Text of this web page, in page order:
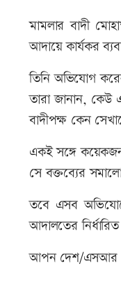
মামলার বাদী
আদায়ে কার্যকর
তিনি অভিযোগ
তারা জানান, কেউ
বাদীপক্ষ কেন
একই সঙ্গে
সে বক্তব্যের
তবে এসব
আদালতের
আপন দেশ/এসআর